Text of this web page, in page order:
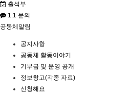
출석부
1:1 문의
공동체알림
공지사항
공동체 활동이야기
기부금 및 운영 공개
정보창고(각종 자료)
신청해요